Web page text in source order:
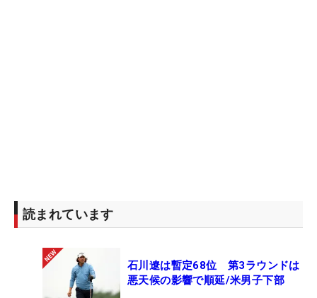
読まれています
石川遼は暫定68位 第3ラウンドは
悪天候の影響で順延/米男子下部